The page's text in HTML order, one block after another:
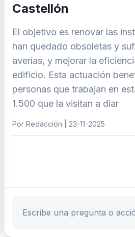
Castellón
El objetivo es renovar las
han quedado obsoletas y
averías, y mejorar la
edificio. Esta actuación
personas que trabajan en
1.500 que la visitan a diar
Por Redacción | 23-11-2025
Escribe tu pregunta